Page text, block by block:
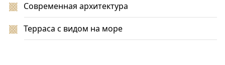
Современная архитектура
Терраса с видом на море